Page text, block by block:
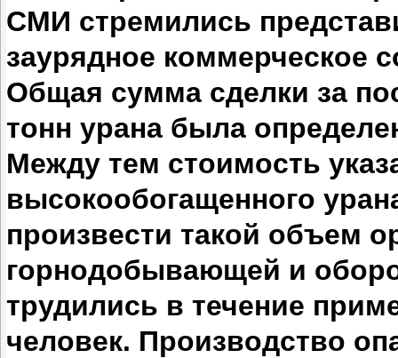
СМИ стремились
заурядное коммерческое
Общая сумма сделки за
тонн урана была
Между тем стоимость
высокообогащенного
произвести такой объем
горнодобывающей и
трудились в течение
человек. Производство